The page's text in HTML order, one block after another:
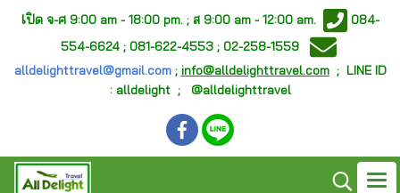
เปิด จ-ศ 9:00 am - 18:00 pm. ; ส 9:00 am - 12:00 am.
084-
554-6624 ; 081-622-4553 ; 02-258-1559
alldelighttravel@gmail.com; info@alldelighttravel.com; LINE ID
: alldelight ; @alldelighttravel